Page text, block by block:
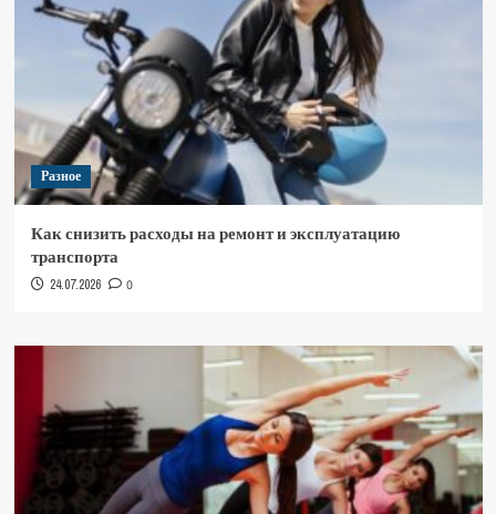
Разное
Как снизить расходы на ремонт и эксплуатацию
транспорта
24.07.2026 0